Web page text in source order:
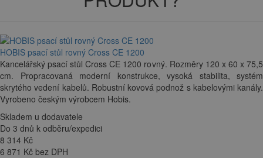
HOBIS psací stůl rovný Cross CE 1200
Kancelářský psací stůl Cross CE 1200 rovný. Rozměry 120 x 60 x 75,5
cm. Propracovaná moderní konstrukce, vysoká stabilita, systém
skrytého vedení kabelů. Robustní kovová podnož s kabelovými kanály.
Vyrobeno českým výrobcem Hobis.
Skladem u dodavatele
Do 3 dnů k odběru/expedici
8 314 Kč
6 871 Kč bez DPH